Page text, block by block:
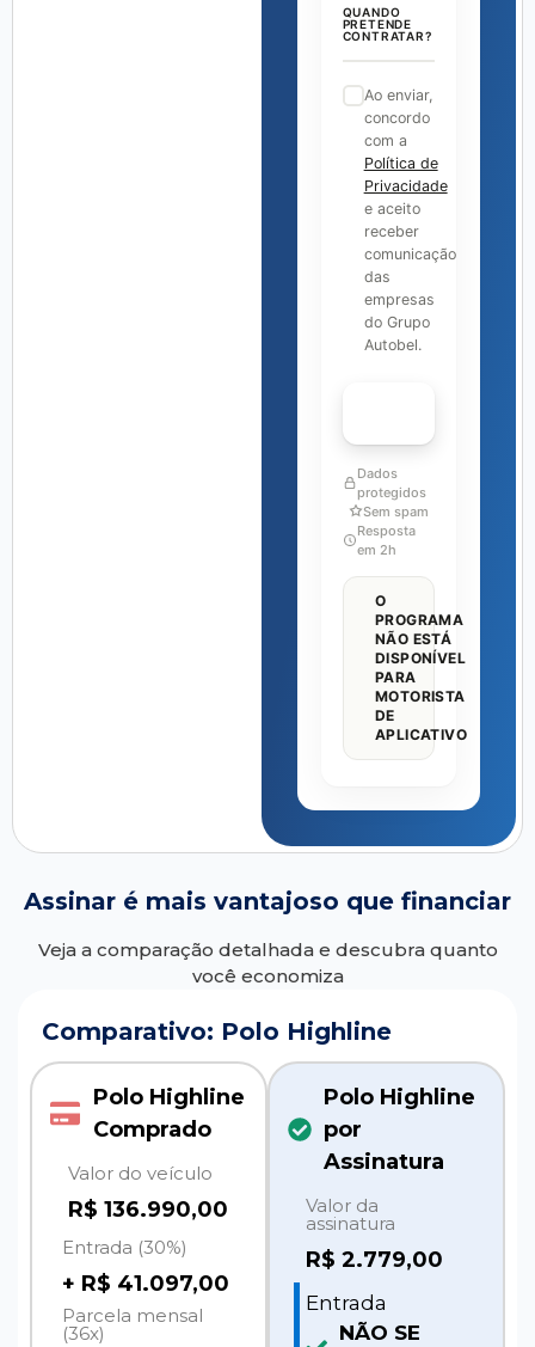
QUANDO
PRETENDE
CONTRATAR?
Ao enviar,
concordo
com a
Política de
Privacidade
e aceito
receber
comunicação
das
empresas
do Grupo
Autobel.
Dados
protegidos
Sem spam
Resposta
em 2h
O
PROGRAMA
NÃO ESTÁ
DISPONÍVEL
PARA
MOTORISTA
DE
APLICATIVO
Assinar é mais vantajoso que financiar
Veja a comparação detalhada e descubra quanto
você economiza
Comparativo: Polo Highline
Polo Highline
Comprado
Valor do veículo
R$ 136.990,00
Entrada (30%)
+ R$ 41.097,00
Parcela mensal
(36x)
Polo Highline
por
Assinatura
Valor da
assinatura
R$ 2.779,00
Entrada
NÃO SE